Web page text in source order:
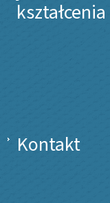
kształcenia
Kontakt